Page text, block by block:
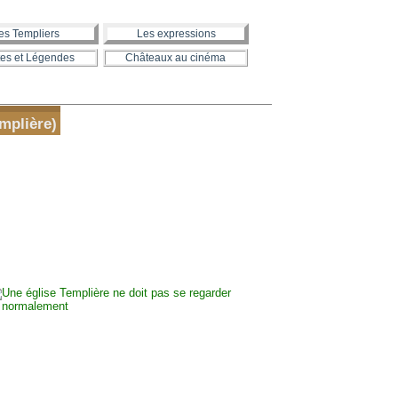
Templiers
Les expressions
et Légendes
Châteaux au cinéma